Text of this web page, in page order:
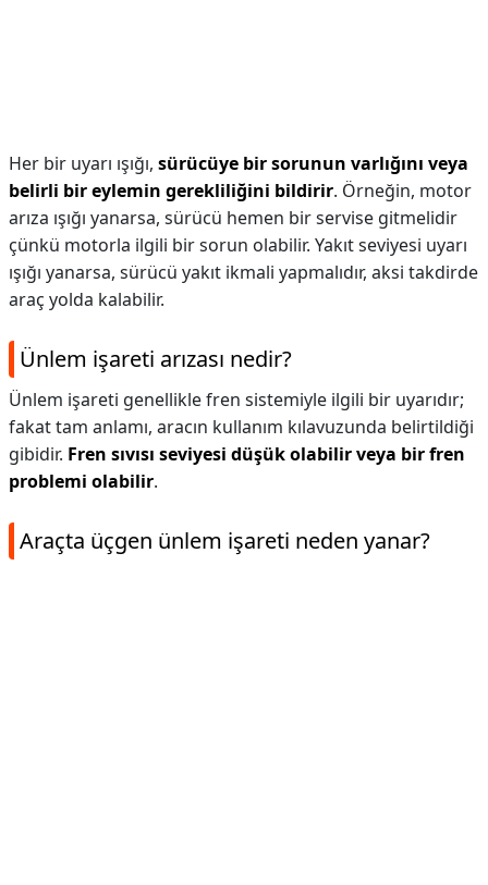
Her bir uyarı ışığı, sürücüye bir sorunun varlığını veya
belirli bir eylemin gerekliliğini bildirir. Örneğin, motor
arıza ışığı yanarsa, sürücü hemen bir servise gitmelidir
çünkü motorla ilgili bir sorun olabilir. Yakıt seviyesi uyarı
ışığı yanarsa, sürücü yakıt ikmali yapmalıdır, aksi takdirde
araç yolda kalabilir.
Ünlem işareti arızası nedir?
Ünlem işareti genellikle fren sistemiyle ilgili bir uyarıdır;
fakat tam anlamı, aracın kullanım kılavuzunda belirtildiği
gibidir. Fren sıvısı seviyesi düşük olabilir veya bir fren
problemi olabilir.
Araçta üçgen ünlem işareti neden yanar?